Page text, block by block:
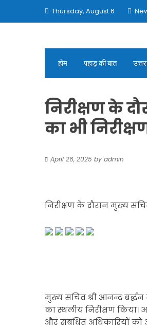
Thursday, August 6
होम पहाड़ की बात
निरीक्षण के
का भी
April 26, 2025 by admin
निरीक्षण के दौरान मुख्य
मुख्य सचिव श्री आनन्द
का स्थलीय निरीक्षण
और संबंधित अधिकारियों को